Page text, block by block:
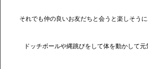
それでも仲の良いお友だちと会うと楽しそうに
ドッチボールや縄跳びをして体を動かして